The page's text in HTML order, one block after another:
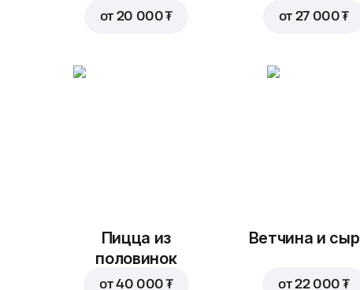
от 20 000 ₮ от 27 000 ₮
Пицца из
половинок
от40 000 ₮
Ветчина и сыр
от22 000 ₮